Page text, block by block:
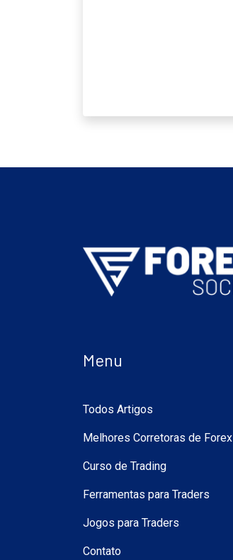
Menu
Todos Artigos
Melhores Corretoras de Forex
Curso de Trading
Ferramentas para Traders
Jogos para Traders
Contato